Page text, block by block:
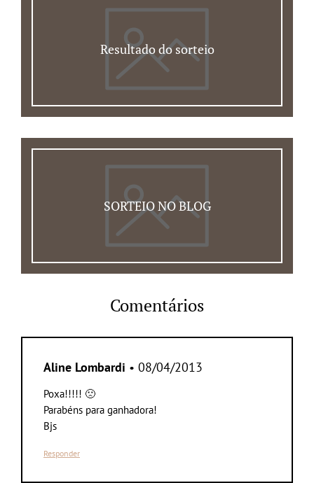
Resultado do sorteio
SORTEIO NO BLOG
Comentários
Aline Lombardi • 08/04/2013
Poxa!!!!! 🙁
Parabéns para ganhadora!
Bjs
Responder